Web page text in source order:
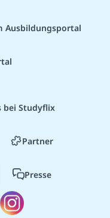
Ausbildungsportal
bei Studyflix
Partner
Presse